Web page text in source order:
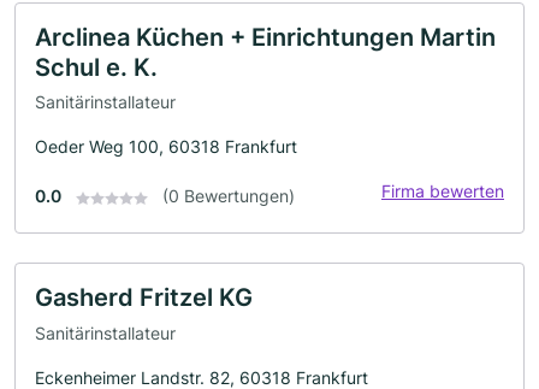
Arclinea Küchen + Einrichtungen Martin
Schul e. K.
Sanitärinstallateur
Oeder Weg 100, 60318 Frankfurt
0.0 (0 Bewertungen) Firma bewerten
Gasherd Fritzel KG
Sanitärinstallateur
Eckenheimer Landstr. 82, 60318 Frankfurt